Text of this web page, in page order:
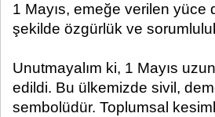
1 Mayıs, emeğe verilen yüce
şekilde özgürlük ve
Unutmayalım ki, 1 Mayıs
edildi. Bu ülkemizde sivil,
sembolüdür. Toplumsal